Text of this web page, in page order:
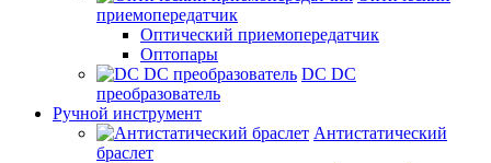
приемопередатчик
Оптический приемопередатчик
Оптопары
DC DC
преобразователь
Ручной инструмент
Антистатический
браслет